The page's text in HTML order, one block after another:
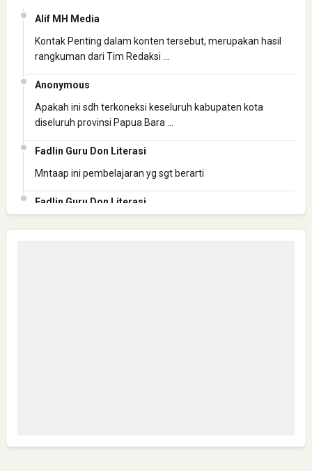
Pelajaran Berharga dari Kasus dr. Tifa dan Roy Suryo
Alif MH Media
Kontak Penting dalam konten tersebut, merupakan hasil
rangkuman dari Tim Redaksi …
Anonymous
Apakah ini sdh terkoneksi keseluruh kabupaten kota
diseluruh provinsi Papua Bara …
Fadlin Guru Don Literasi
Mntaap ini pembelajaran yg sgt berarti
Fadlin Guru Don Literasi